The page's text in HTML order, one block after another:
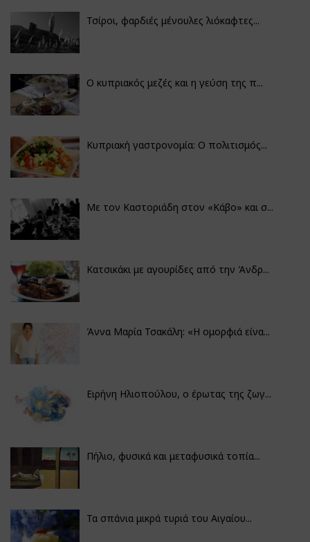
Τσίροι, φαρδιές μένουλες λιόκαφτες...
Ο κυπριακός μεζές και η γεύση της π...
Κυπριακή γαστρονομία: Ο πολιτισμός...
Με τον Καστοριάδη στον «Κάβο» και σ...
Κατσικάκι με αγουρίδες από την Άνδρ...
Άννα Μαρία Τσακάλη: «Η ομορφιά είνα...
Ειρήνη Ηλιοπούλου, ο έρωτας της ζωγ...
Πήλιο, φυσικά και μεταφυσικά τοπία...
Τα σπάνια μικρά τυριά του Αιγαίου...